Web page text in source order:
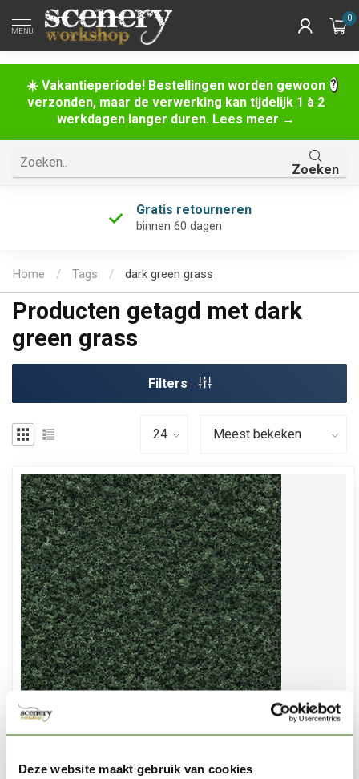
Deze website maakt gebruik van cookies
☀️ Vakantieperiode! Bestellingen worden gewoon
verzonden, maar de verwerking kan tijdelijk 1 à 2
werkdagen langer duren. Lees meer →
MENU
0
Zoeken
Gratis retourneren
binnen 60 dagen
Home / Tags / dark green grass
Producten getagd met dark
green grass
Filters
Weeds Fine Turf - 353cmÂ³ - WLS-T46